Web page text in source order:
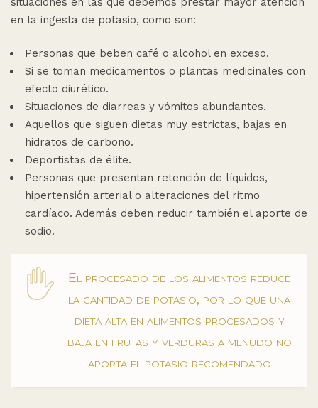
en la ingesta de potasio, como son:
Personas que beben café o alcohol en exceso.
Si se toman medicamentos o plantas medicinales con
efecto diurético.
Situaciones de diarreas y vómitos abundantes.
Aquellos que siguen dietas muy estrictas, bajas en
hidratos de carbono.
Deportistas de élite.
Personas que presentan retención de líquidos,
hipertensión arterial o alteraciones del ritmo
cardíaco. Además deben reducir también el aporte de
sodio.
El procesado de los alimentos reduce
la cantidad de potasio, por lo que una
dieta alta en alimentos procesados y
baja en frutas y verduras a menudo no
aporta el potasio recomendado